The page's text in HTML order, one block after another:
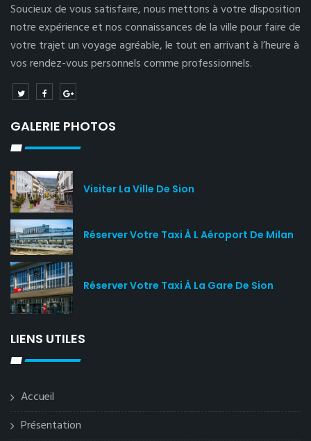
Soucieux de vous satisfaire, nous mettons à votre disposition
notre expérience et nos connaissances de la ville pour faire de
votre trajet un voyage agréable, le tout en arrivant à l’heure à
vos rendez-vous personnels comme professionnels.
GALERIE PHOTOS
Visiter La Ville De Sion
Réserver Votre Taxi À L Aéroport De Milan
Réserver Votre Taxi À La Gare De Sion
LIENS UTILES
Accueil
Présentation